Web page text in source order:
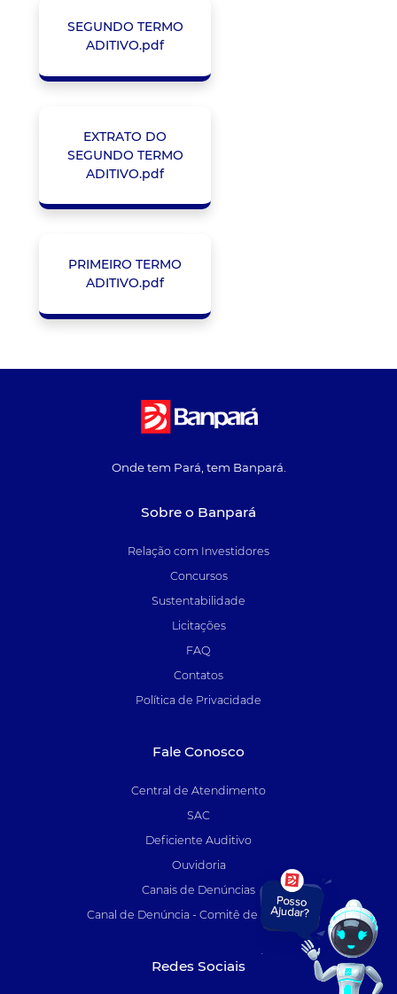
SEGUNDO TERMO
ADITIVO.pdf
EXTRATO DO
SEGUNDO TERMO
ADITIVO.pdf
PRIMEIRO TERMO
ADITIVO.pdf
Onde tem Pará, tem Banpará.
Sobre o Banpará
Relação com Investidores
Concursos
Sustentabilidade
Licitações
FAQ
Contatos
Política de Privacidade
Fale Conosco
Central de Atendimento
SAC
Deficiente Auditivo
Ouvidoria
Canais de Denúncias
Canal de Denúncia - Comitê de Auditoria
Redes Sociais